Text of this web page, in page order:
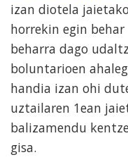
izan diotela
horrekin egin
beharra dago
boluntarioen
handia izan ohi
uztailaren 1ean
balizamendu
gisa.